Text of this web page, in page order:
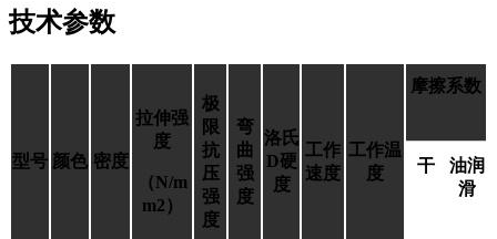
技术参数
型号 颜色 密度
拉伸强
度
（N/m
m2）
极
限
抗
压
强
度
弯
曲
强
度
洛氏
D硬
度
工作
速度
工作温
度
摩擦系数
干
油润
滑